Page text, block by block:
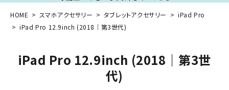
HOME スマホアクセサリー タブレットアクセサリー
iPad Pro
iPad Pro 12.9inch (2018｜第3世代)
iPad Pro 12.9inch (2018｜第3世
代)